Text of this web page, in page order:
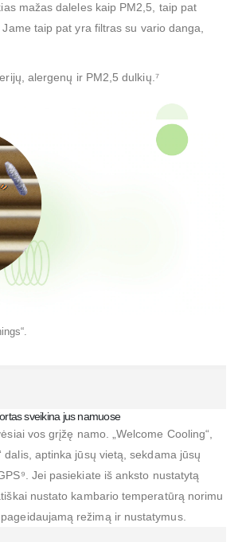
mažas daleles kaip PM2,5, taip pat
taip pat yra filtras su vario danga,
alergenų ir PM2,5 dulkių.⁷
sveikina jus namuose
vos grįžę namo. „Welcome Cooling“,
dalis, aptinka jūsų vietą, sekdama jūsų
Jei pasiekiate iš anksto nustatytą
nustato kambario temperatūrą norimu
režimą ir nustatymus.